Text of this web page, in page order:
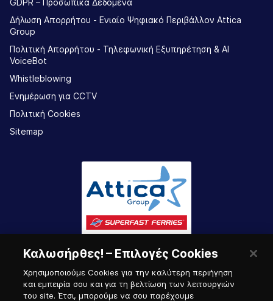
GDPR – Προσωπικά Δεδομένα
Δήλωση Απορρήτου - Ενιαίο Ψηφιακό Περιβάλλον Attica
Group
Πολιτική Απορρήτου - Τηλεφωνική Εξυπηρέτηση & AI
VoiceBot
Whistleblowing
Ενημέρωση για CCTV
Πολιτική Cookies
Sitemap
Καλωσήρθες! – Επιλογές Cookies
Χρησιμοποιούμε Cookies για την καλύτερη περιήγηση
και εμπειρία σου και για τη βελτίωση των λειτουργιών
του site. Έτσι, μπορούμε να σου παρέχουμε